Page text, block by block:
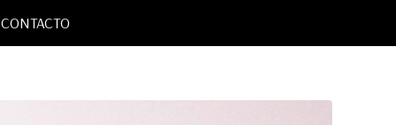
CONTACTO